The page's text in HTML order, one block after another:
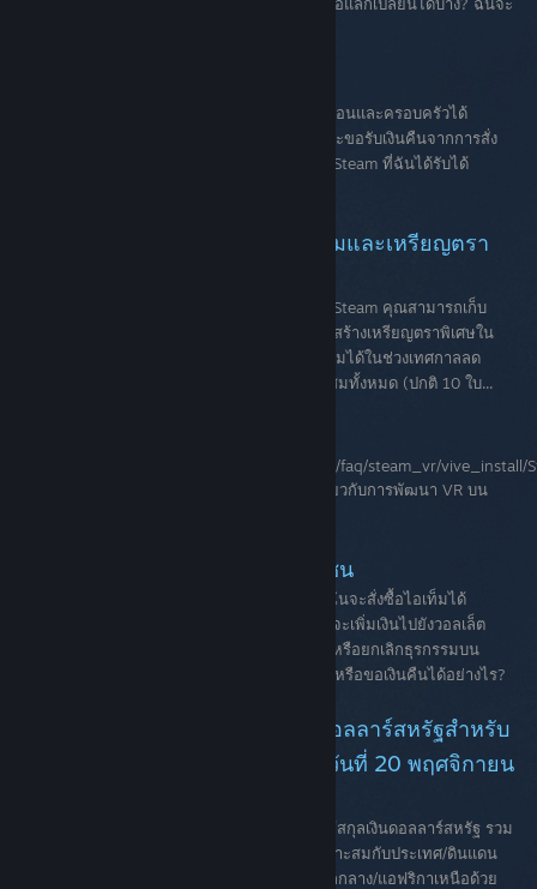
ของขวัญ Steam คืออะไร?ฉันจะสั่งซื้อเกมให้เพื่อนและครอบครัวได้
อย่างไร?ฉันจะเปลี่ยนวันจัดส่งได้อย่างไร? ฉันจะขอรับเงินคืนจากการสั่ง
ซื้อของขวัญได้อย่างไร?ฉันจะยอมรับของขวัญ Steam ที่ฉันได้รับได้
คำถามที่พบบ่อยเกี่ยวกับการ์ดสะสมและเหรียญตรา
ในช่วงเทศกาลลดราคาฤดูร้อนและฤดูหนาวบน Steam คุณสามารถเก็บ
การ์ดสะสมในเทศกาลลดราคาให้ครบชุดเพื่อใช้สร้างเหรียญตราพิเศษใน
เทศกาลลดราคา และรับรางวัลได้! พร้อมให้สะสมได้ในช่วงเทศกาลลด
ราคาฤดูหนาวและฤดูร้อน เก็บรวบรวมการ์ดสะสมทั้งหมด (ปกติ 10 ใบ...
https://support.steampowered.com/images/faq/steam_vr/
ผู้พัฒนา SteamVRคุณคือผู้พัฒนาที่มีคำถามเกี่ยวกับการพัฒนา VR บน
คำถามที่พบบ่อยเกี่ยวกับตลาดชุมชน
คำถามทั่วไปฉันจะวางขายไอเท็มได้อย่างไร? ฉันจะสั่งซื้อไอเท็มได้
อย่างไร? ฉันจะลบรายการขายได้อย่างไร? ฉันจะเพิ่มเงินไปยังวอลเล็ต
Steam ของฉันได้อย่างไร? ฉันสามารถย้อนคืนหรือยกเลิกธุรกรรมบน
ตลาดชุมชนที่ดำเนินการเสร็จสมบูรณ์แล้ว และ/หรือขอเงินคืนได้อย่างไร?
การกำหนดราคาใหม่ในสกุลเงินดอลลาร์สหรัฐสำหรับ
อาร์เจนตินาและตุรกีจะเริ่มต้นในวันที่ 20 พฤศจิกายน
ร้านค้า Steam ในอาร์เจนตินาและตุรกีจะเริ่มใช้สกุลเงินดอลลาร์สหรัฐ รวม
ทั้งจะมีการกำหนดราคาใหม่ตามภูมิภาคให้เหมาะสมกับประเทศ/ดินแดน
อื่น ๆ อีก 25 แห่งในลาตินอเมริกาและตะวันออกกลาง/แอฟริกาเหนือด้วย